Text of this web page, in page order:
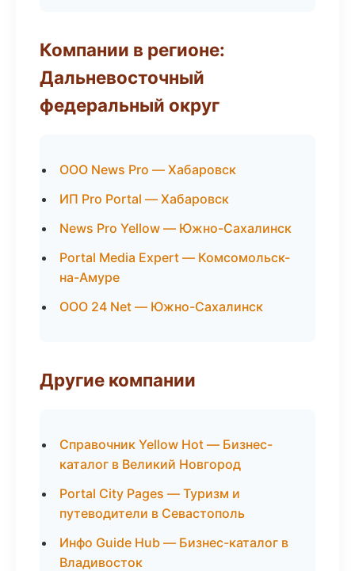
Компании в регионе:
Дальневосточный
федеральный округ
ООО News Pro — Хабаровск
ИП Pro Portal — Хабаровск
News Pro Yellow — Южно-Сахалинск
Portal Media Expert — Комсомольск-
на-Амуре
ООО 24 Net — Южно-Сахалинск
Другие компании
Справочник Yellow Hot — Бизнес-
каталог в Великий Новгород
Portal City Pages — Туризм и
путеводители в Севастополь
Инфо Guide Hub — Бизнес-каталог в
Владивосток